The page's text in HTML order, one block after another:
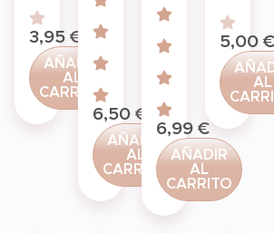
3,95 €
AÑADIR
AL
CARRITO
6,50 €
AÑADIR
AL
CARRITO
6,99 €
AÑADIR
AL
CARRITO
5,00 €
AL